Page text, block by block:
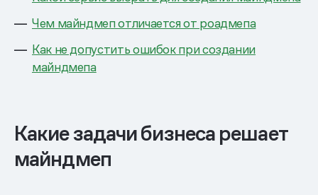
Чем майндмеп отличается от роадмепа
Как не допустить ошибок при создании
майндмепа
Какие задачи бизнеса решает
майндмеп